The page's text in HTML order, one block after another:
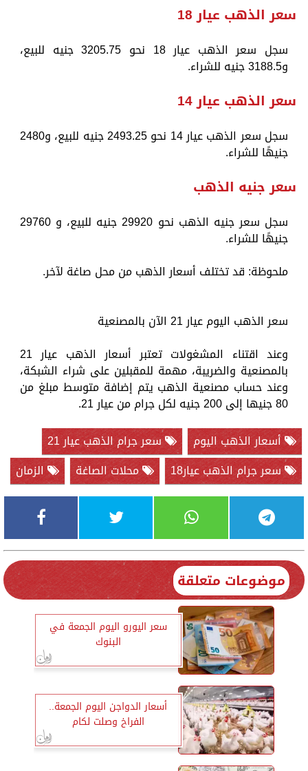
سعر الذهب عيار 18
سجل سعر الذهب عيار 18 نحو 3205.75 جنيه للبيع،
و3188.5 جنيه للشراء.
سعر الذهب عيار 14
سجل سعر الذهب عيار 14 نحو 2493.25 جنيه للبيع، و2480
جنيهًا للشراء.
سعر جنيه الذهب
سجل سعر جنيه الذهب نحو 29920 جنيه للبيع، و 29760
جنيهًا للشراء.
ملحوظة: قد تختلف أسعار الذهب من محل صاغة لآخر.
سعر الذهب اليوم عيار 21 الآن بالمصنعية
وعند اقتناء المشغولات تعتبر أسعار الذهب عيار 21
بالمصنعية والضريبة، مهمة للمقبلين على شراء الشبكة،
وعند حساب مصنعية الذهب يتم إضافة متوسط مبلغ من
80 جنيها إلى 200 جنيه لكل جرام من عيار 21.
أسعار الذهب اليوم
سعر جرام الذهب عيار 21
سعر جرام الذهب عيار18
محلات الصاغة الزمان
موضوعات متعلقة
سعر اليورو اليوم الجمعة في
البنوك
أسعار الدواجن اليوم الجمعة..
الفراخ وصلت لكام